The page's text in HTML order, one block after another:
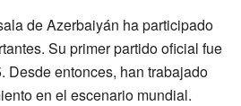
de Azerbaiyán ha participado
Su primer partido oficial fue
Desde entonces, han trabajado
en el escenario mundial.